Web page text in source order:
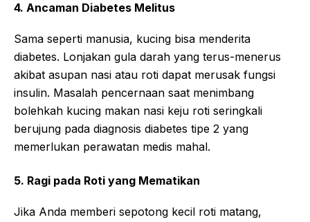
4. Ancaman Diabetes Melitus
Sama seperti manusia, kucing bisa menderita
diabetes. Lonjakan gula darah yang terus-menerus
akibat asupan nasi atau roti dapat merusak fungsi
insulin. Masalah pencernaan saat menimbang
bolehkah kucing makan nasi keju roti seringkali
berujung pada diagnosis diabetes tipe 2 yang
memerlukan perawatan medis mahal.
5. Ragi pada Roti yang Mematikan
Jika Anda memberi sepotong kecil roti matang,